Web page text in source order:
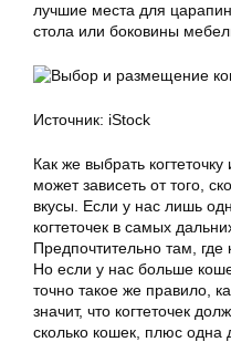
лучшие места для
стола или боковины
Источник: iStock
Как же выбрать
может зависеть от того,
вкусы. Если у нас лишь
когтеточек в самых
Предпочтительно там,
Но если у нас больше
точно такое же правило,
значит, что когтеточек
сколько кошек, плюс одна